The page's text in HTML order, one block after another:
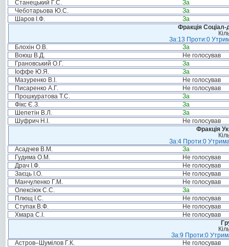
Станецький Г.С.
За
Чеботарьова Ю.С.
За
Шаров І.Ф.
За
Фракція Соціал-
За:13 Проти:0
Блохін О.В.
За
Воюш В.Д.
Не голосував
Грановський О.Г.
За
Іоффе Ю.Я.
За
Мазуренко В.І.
Не голосував
Писаренко А.Г.
Не голосував
Прошкуратова Т.С.
За
Фікс Є.З.
За
Шепетін В.Л.
За
Шуфрич Н.І.
Не голосував
Фракція
За:4 Проти:0
Асадчев В.М.
За
Гудима О.М.
Не голосував
Драч І.Ф.
Не голосував
Заєць І.О.
Не голосував
Манчуленко Г.М.
Не голосував
Олексіюк С.С.
За
Плющ І.С.
Не голосував
Ступак В.Ф.
Не голосував
Хмара С.І.
Не голосував
За:9 Проти:0
Астров–Шумілов Г.К.
Не голосував